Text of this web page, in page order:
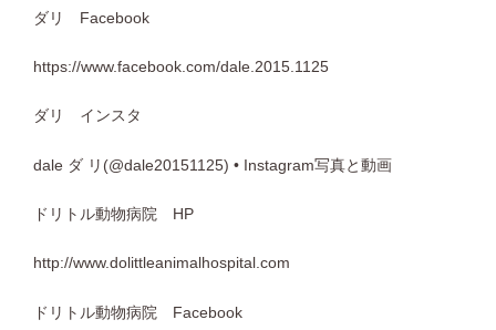
ダリ Facebook
https://www.facebook.com/dale.2015.1125
ダリ インスタ
dale ダ リ(@dale20151125) • Instagram写真と動画
ドリトル動物病院 HP
http://www.dolittleanimalhospital.com
ドリトル動物病院 Facebook